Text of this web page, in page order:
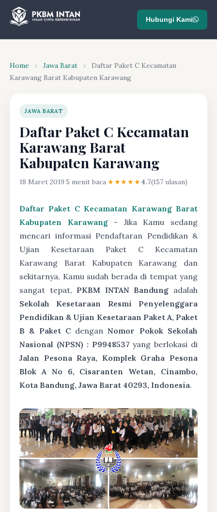
Hubungi Kami
Home › Jawa Barat ›
Daftar Paket C Kecamatan
Karawang Barat Kabupaten Karawang
JAWA BARAT
Daftar Paket C Kecamatan
Karawang Barat
Kabupaten Karawang
18 Maret 2019·5 menit baca·★★★★★4.7(157 ulasan)
Daftar Paket C Kecamatan Karawang Barat
Kabupaten Karawang- Jika Kamu sedang
mencari informasi Pendaftaran Pendidikan &
Ujian Kesetaraan Paket C Kecamatan
Karawang Barat Kabupaten Karawang dan
sekitarnya, Kamu sudah berada di tempat yang
sangat tepat, PKBM INTAN Bandung adalah
Sekolah Kesetaraan Resmi Penyelenggara
Pendidikan & Ujian Kesetaraan Paket A, Paket
B & Paket CdenganNomor Pokok Sekolah
Nasional (NPSN) : P9948537 yang berlokasi di
Jalan Pesona Raya, Komplek Graha Pesona
Blok A No 6, Cisaranten Wetan, Cinambo,
Kota Bandung, Jawa Barat 40293, Indonesia.